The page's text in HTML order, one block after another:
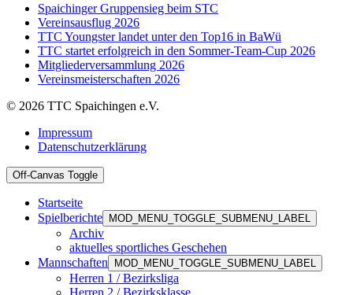
Spaichinger Gruppensieg beim STC
Vereinsausflug 2026
TTC Youngster landet unter den Top16 in BaWü
TTC startet erfolgreich in den Sommer-Team-Cup 2026
Mitgliederversammlung 2026
Vereinsmeisterschaften 2026
© 2026 TTC Spaichingen e.V.
Impressum
Datenschutzerklärung
Off-Canvas Toggle
Startseite
Spielberichte MOD_MENU_TOGGLE_SUBMENU_LABEL
Archiv
aktuelles sportliches Geschehen
Mannschaften
MOD_MENU_TOGGLE_SUBMENU_LABEL
Herren 1 / Bezirksliga
Herren 2 / Bezirksklasse